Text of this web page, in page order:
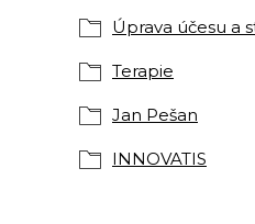
Úprava účesu a
Terapie
Jan Pešan
INNOVATIS